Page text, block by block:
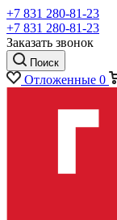
+7 831 280-81-23
+7 831 280-81-23
Заказать звонок
Поиск
Отложенные 0